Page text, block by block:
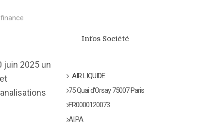
juin 2025 un
Infos Société
AIR LIQUIDE
75 Quai d'Orsay 75007 Paris
FR0000120073
AI.PA